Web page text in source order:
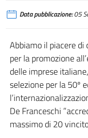
Data pubblicazione:05
Abbiamo il piacere di
per la promozione
delle imprese
selezione per la 50º
De Franceschi
massimo di 20